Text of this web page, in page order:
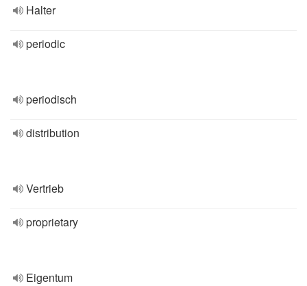
Halter
periodic
periodisch
distribution
Vertrieb
proprietary
Eigentum